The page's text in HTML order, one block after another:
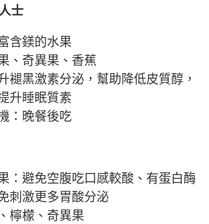
士
含鎂的水果
、奇異果、香蕉
褪黑激素分泌，幫助降低皮質醇，
升睡眠質素
：晚餐後吃
：避免空腹吃口感較酸、有蛋白酶
刺激更多胃酸分泌
檸檬、奇異果